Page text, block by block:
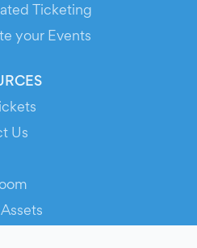
Ticketing
your Events
Us